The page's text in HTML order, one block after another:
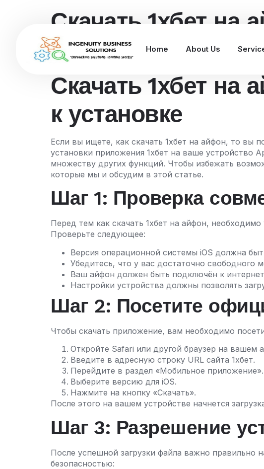
Home About Us
Скачать 1хбет на
к установке
Скачать 1хбет на
к установке
Если вы ищете, как скачать 1хбет на айфон, то вы
установки приложения 1хбет на ваше устройство
множеству других функций. Чтобы избежать
которые мы и обсудим в этой статье.
Шаг 1: Проверка
Перед тем как скачать 1хбет на айфон,
Проверьте следующее:
Версия операционной системы iOS должна
Убедитесь, что у вас достаточно свободного
Ваш айфон должен быть подключён к
Настройки устройства должны позволять
Шаг 2: Посетите
Чтобы скачать приложение, вам необходимо
Откройте Safari или другой браузер на вашем
Введите в адресную строку URL сайта 1хбет.
Перейдите в раздел «Мобильное приложение».
Выберите версию для iOS.
Нажмите на кнопку «Скачать».
После этого на вашем устройстве начнется
Шаг 3: Разрешение
После успешной загрузки файла важно правильно
безопасностью: